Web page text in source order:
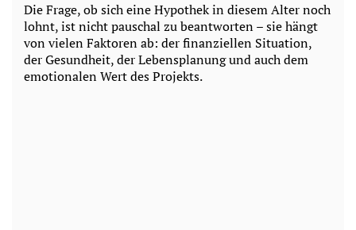
Die Frage, ob sich eine Hypothek in diesem Alter noch
lohnt, ist nicht pauschal zu beantworten – sie hängt
von vielen Faktoren ab: der finanziellen Situation,
der Gesundheit, der Lebensplanung und auch dem
emotionalen Wert des Projekts.